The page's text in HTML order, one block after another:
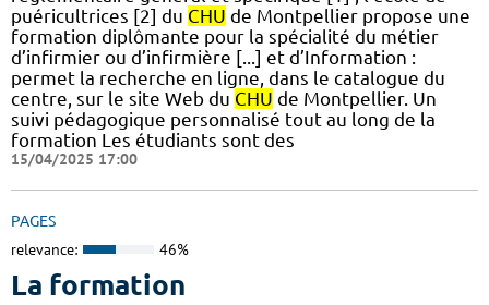
puéricultrices [2] du CHU de Montpellier propose une
formation diplômante pour la spécialité du métier
d’infirmier ou d’infirmière [...] et d’Information :
permet la recherche en ligne, dans le catalogue du
centre, sur le site Web du CHU de Montpellier. Un
suivi pédagogique personnalisé tout au long de la
formation Les étudiants sont des
15/04/2025 17:00
PAGES
relevance: 46%
La formation